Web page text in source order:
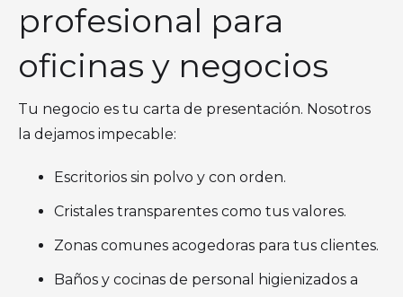
profesional para
oficinas y negocios
Tu negocio es tu carta de presentación. Nosotros
la dejamos impecable:
Escritorios sin polvo y con orden.
Cristales transparentes como tus valores.
Zonas comunes acogedoras para tus clientes.
Baños y cocinas de personal higienizados a